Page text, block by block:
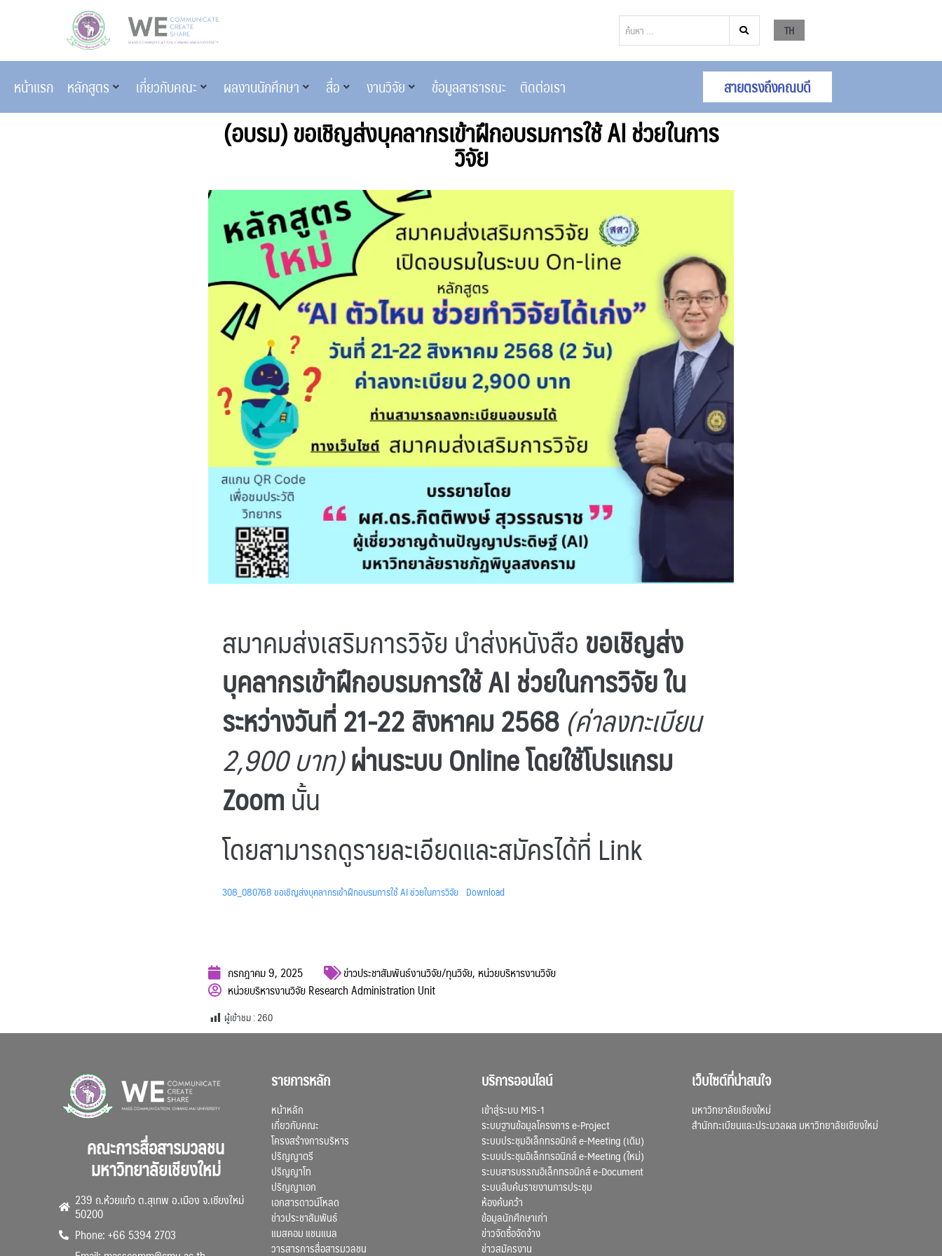
TH
หน้าแรก หลักสูตร เกี่ยวกับคณะ ผลงานนักศึกษา สื่อ งานวิจัย ข้อมูลสาธารณะ ติดต่อเรา สายตรงถึงคณบดี
(อบรม) ขอเชิญส่งบุคลากรเข้าฝึกอบรมการใช้ AI ช่วยในการ
วิจัย
สมาคมส่งเสริมการวิจัย นำส่งหนังสือขอเชิญส่ง
บุคลากรเข้าฝึกอบรมการใช้ AI ช่วยในการวิจัย ใน
ระหว่างวันที่ 21-22 สิงหาคม 2568(ค่าลงทะเบียน
2,900 บาท)ผ่านระบบ Online โดยใช้โปรแกรม
Zoomนั้น
โดยสามารถดูรายละเอียดและสมัครได้ที่ Link
308_080768 ขอเชิญส่งบุคลากรเข้าฝึกอบรมการใช้ AI ช่วยในการวิจัย Download
กรกฎาคม 9, 2025 ข่าวประชาสัมพันธ์งานวิจัย/ทุนวิจัย, หน่วยบริหารงานวิจัย
หน่วยบริหารงานวิจัย Research Administration Unit
ผู้เข้าชม :260
คณะการสื่อสารมวลชน
มหาวิทยาลัยเชียงใหม่
239 ถ.ห้วยแก้ว ต.สุเทพ อ.เมือง จ.เชียงใหม่
50200
Phone: +66 5394 2703
รายการหลัก
หน้าหลัก
เกี่ยวกับคณะ
โครงสร้างการบริหาร
ปริญญาตรี
ปริญญาโท
ปริญญาเอก
เอกสารดาวน์โหลด
ข่าวประชาสัมพันธ์
แมสคอม แชนแนล
วารสารการสื่อสารมวลชน
บริการออนไลน์
เข้าสู่ระบบ MIS-1
ระบบฐานข้อมูลโครงการ e-Project
ระบบประชุมอิเล็กทรอนิกส์ e-Meeting (เดิม)
ระบบประชุมอิเล็กทรอนิกส์ e-Meeting (ใหม่)
ระบบสารบรรณอิเล็กทรอนิกส์ e-Document
ระบบสืบค้นรายงานการประชุม
ห้องค้นคว้า
ข้อมูลนักศึกษาเก่า
ข่าวจัดซื้อจัดจ้าง
ข่าวสมัครงาน
เว็บไซต์ที่น่าสนใจ
มหาวิทยาลัยเชียงใหม่
สำนักทะเบียนและประมวลผล มหาวิทยาลัยเชียงใหม่